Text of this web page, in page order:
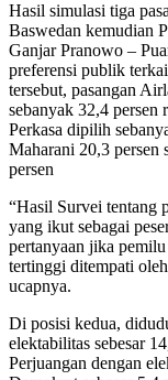
Hasil simulasi tiga
Baswedan kemudian
Ganjar Pranowo –
preferensi publik
tersebut, pasangan
sebanyak 32,4 persen
Perkasa dipilih
Maharani 20,3 persen
persen
“Hasil Survei tentang
yang ikut sebagai
pertanyaan jika
tertinggi ditempati
ucapnya.
Di posisi kedua,
elektabilitas sebesar
Perjuangan dengan